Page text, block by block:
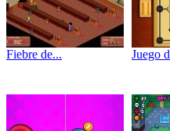
Fiebre de... Juego